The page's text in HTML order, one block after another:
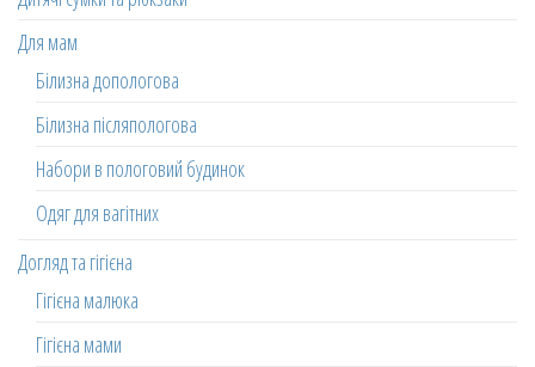
Для мам
Білизна допологова
Білизна післяпологова
Набори в пологовий будинок
Одяг для вагітних
Догляд та гігієна
Гігієна малюка
Гігієна мами